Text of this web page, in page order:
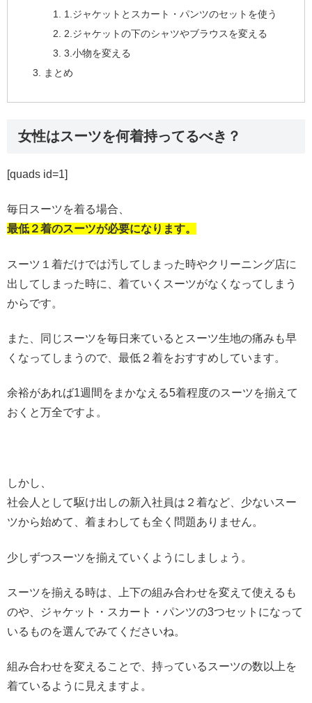
1.ジャケットとスカート・パンツのセットを使う
2.ジャケットの下のシャツやブラウスを変える
3.小物を変える
まとめ
女性はスーツを何着持ってるべき？
[quads id=1]
毎日スーツを着る場合、
最低２着のスーツが必要になります。
スーツ１着だけでは汚してしまった時やクリーニング店に
出してしまった時に、着ていくスーツがなくなってしまう
からです。
また、同じスーツを毎日来ているとスーツ生地の痛みも早
くなってしまうので、最低２着をおすすめしています。
余裕があれば1週間をまかなえる5着程度のスーツを揃えて
おくと万全ですよ。
しかし、
社会人として駆け出しの新入社員は２着など、少ないスー
ツから始めて、着まわしても全く問題ありません。
少しずつスーツを揃えていくようにしましょう。
スーツを揃える時は、上下の組み合わせを変えて使えるも
のや、ジャケット・スカート・パンツの3つセットになって
いるものを選んでみてくださいね。
組み合わせを変えることで、持っているスーツの数以上を
着ているように見えますよ。